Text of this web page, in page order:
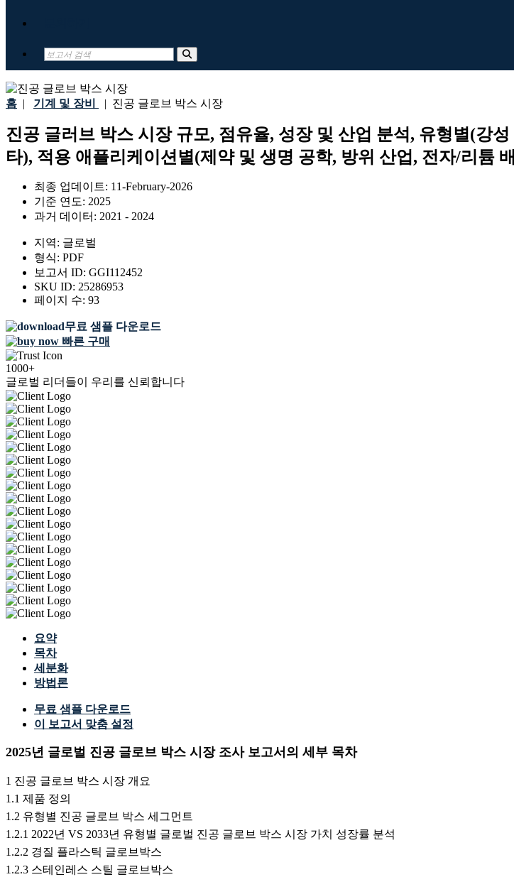
홈 | 기계 및 장비 | 진공 글로브 박스 시장
진공 글러브 박스 시장 규모, 점유율, 성장 및 산업 분석, 유형별(강
타), 적용 애플리케이션별(제약 및 생명 공학, 방위 산업, 전자/리튬
최종 업데이트: 11-February-2026
기준 연도: 2025
과거 데이터: 2021 - 2024
지역: 글로벌
형식: PDF
보고서 ID: GGI112452
SKU ID: 25286953
페이지 수: 93
무료 샘플 다운로드
빠른 구매
1000+
글로벌 리더들이 우리를 신뢰합니다
요약
목차
세분화
방법론
무료 샘플 다운로드
이 보고서 맞춤 설정
2025년 글로벌 진공 글로브 박스 시장 조사 보고서의 세부 목차
1 진공 글로브 박스 시장 개요
1.1 제품 정의
1.2 유형별 진공 글로브 박스 세그먼트
1.2.1 2022년 VS 2033년 유형별 글로벌 진공 글로브 박스 시장 가치 성장률 분석
1.2.2 경질 플라스틱 글로브박스
1.2.3 스테인레스 스틸 글로브박스